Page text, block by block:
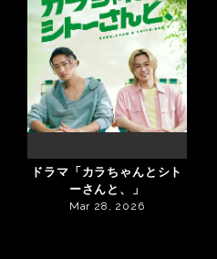
ドラマ「カラちゃんとシト
ーさんと、」
Mar 28, 2026